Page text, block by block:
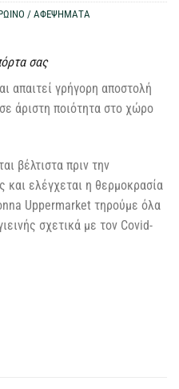
/ ΑΦΕΨΗΜΑΤΑ
σας
απαιτεί γρήγορη αποστολή
άριστη ποιότητα στο χώρο
βέλτιστα πριν την
ελέγχεται η θερμοκρασία
Uppermarket τηρούμε όλα
σχετικά με τον Covid-